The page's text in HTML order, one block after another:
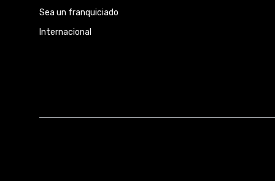
Sea un franquiciado
Internacional